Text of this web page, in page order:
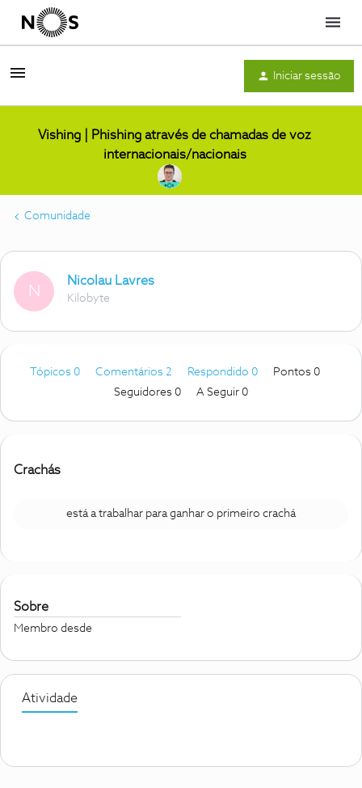
Menu
Iniciar sessão
Vishing | Phishing através de chamadas de voz
internacionais/nacionais
Comunidade
N
Nicolau Lavres
Kilobyte
Tópicos 0 Comentários 2 Respondido 0
Pontos 0
Seguidores 0 A Seguir 0
Crachás
está a trabalhar para ganhar o primeiro crachá
Sobre
Membro desde
Atividade